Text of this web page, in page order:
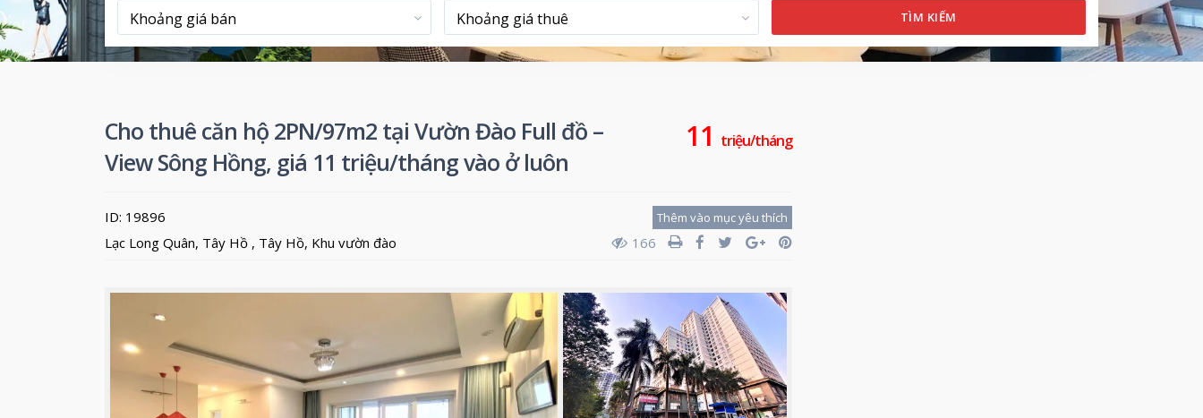
Khoảng giá bán Khoảng giá thuê
Cho thuê căn hộ 2PN/97m2 tại Vườn Đào Full đồ –
View Sông Hồng, giá 11 triệu/tháng vào ở luôn
11 triệu/tháng
ID: 19896
Lạc Long Quân, Tây Hồ , Tây Hồ, Khu vườn đào
Thêm vào mục yêu thích
166